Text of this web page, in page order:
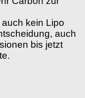
kein Lipo
auch
bis jetzt